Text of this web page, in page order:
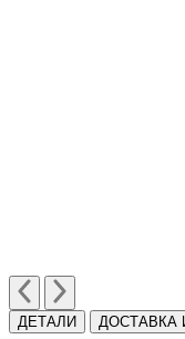
ДЕТАЛИ ДОСТАВКА